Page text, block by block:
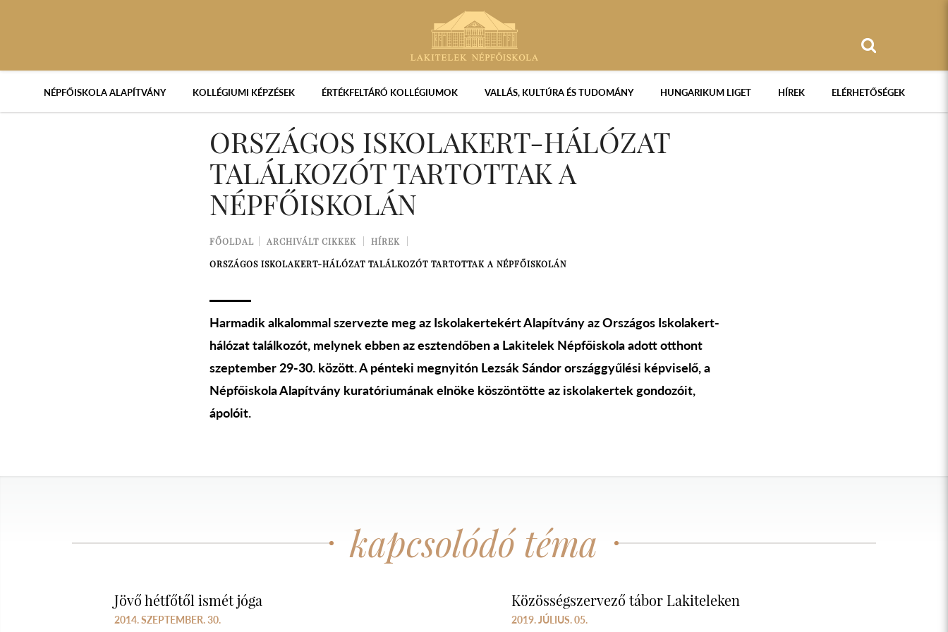
NÉPFŐISKOLA ALAPÍTVÁNY KOLLÉGIUMI KÉPZÉSEK ÉRTÉKFELTÁRÓ KOLLÉGIUMOK VALLÁS, KULTÚRA ÉS TUDOMÁNY HUNGARIKUM LIGET HÍREK ELÉRHETŐSÉGEK
ORSZÁGOS ISKOLAKERT-HÁLÓZAT
TALÁLKOZÓT TARTOTTAK A
NÉPFŐISKOLÁN
FŐOLDAL ARCHIVÁLT CIKKEK
HÍREK
ORSZÁGOS ISKOLAKERT-HÁLÓZAT TALÁLKOZÓT TARTOTTAK A NÉPFŐISKOLÁN
Harmadik alkalommal szervezte meg az Iskolakertekért Alapítvány az Országos Iskolakert-
hálózat találkozót, melynek ebben az esztendőben a Lakitelek Népfőiskola adott otthont
szeptember 29-30. között. A pénteki megnyitón Lezsák Sándor országgyűlési képviselő, a
Népfőiskola Alapítvány kuratóriumának elnöke köszöntötte az iskolakertek gondozóit,
ápolóit.
kapcsolódó téma
Jövő hétfőtől ismét jóga
2014. SZEPTEMBER. 30.
Közösségszervező tábor Lakiteleken
2019. JÚLIUS. 05.